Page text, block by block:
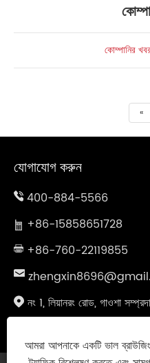
কোম্পানির
«
যোগাযোগ করুন
400-884-5566
+86-15858651728
+86-760-22119855
নং 1, লিয়ানরং রোড, গাওশা
গুয়াংডং প্রদেশ, চীন
আমরা আপনাকে একটি ভাল